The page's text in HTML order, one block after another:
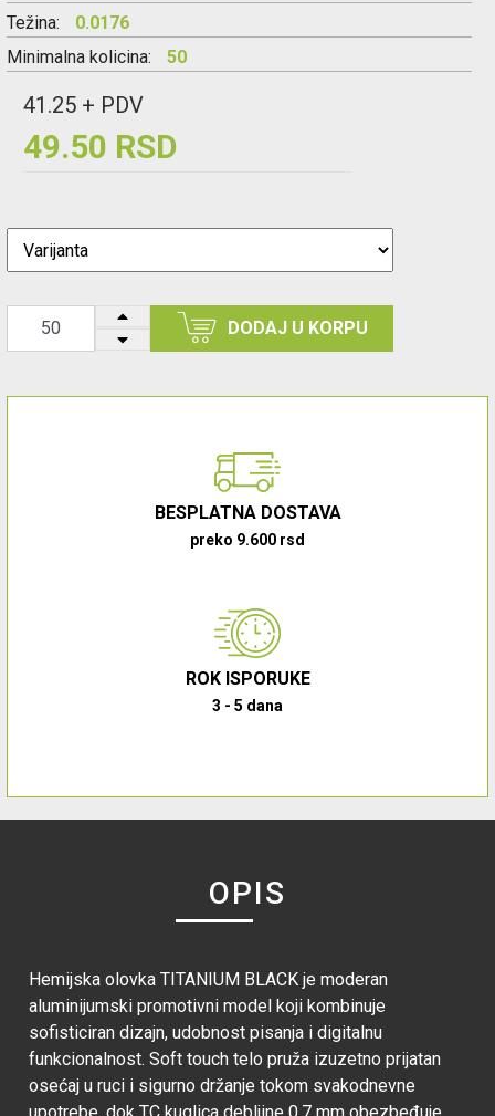
Težina:
0.0176
Minimalna kolicina:
50
41.25 + PDV
49.50 RSD
DODAJ U KORPU
BESPLATNA DOSTAVA
preko 9.600 rsd
ROK ISPORUKE
3 - 5 dana
OPIS
Hemijska olovka TITANIUM BLACK je moderan
aluminijumski promotivni model koji kombinuje
sofisticiran dizajn, udobnost pisanja i digitalnu
funkcionalnost. Soft touch telo pruža izuzetno prijatan
osećaj u ruci i sigurno držanje tokom svakodnevne